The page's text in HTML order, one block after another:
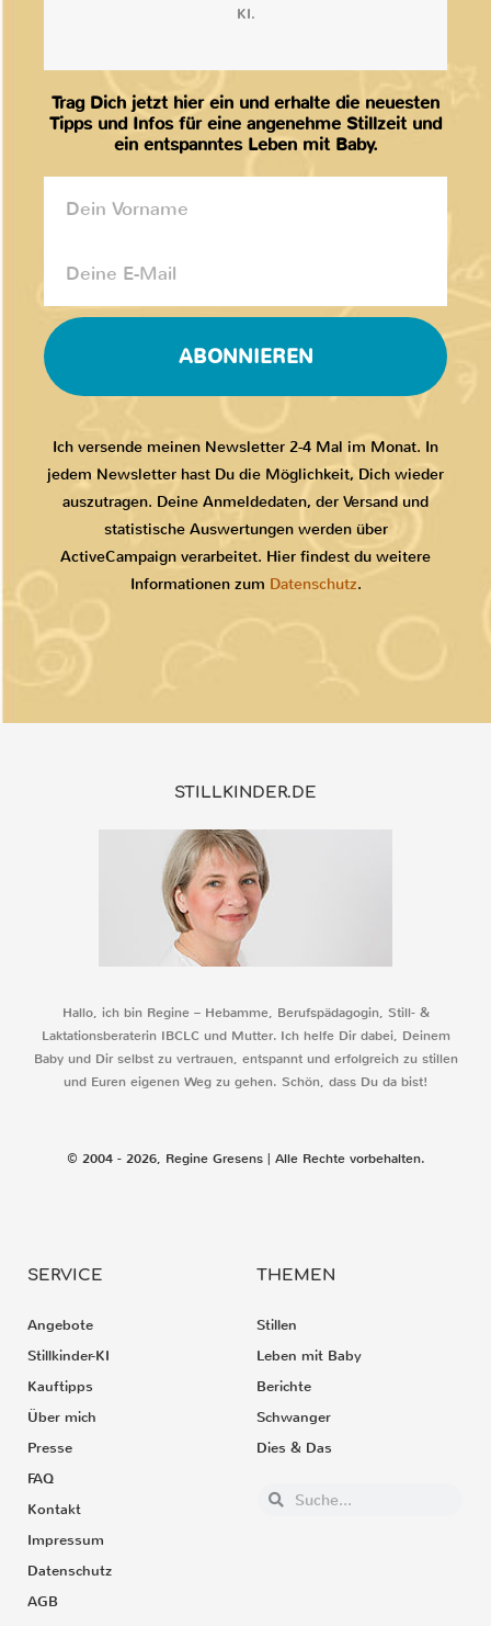
KI.
Trag Dich jetzt hier ein und erhalte die neuesten
Tipps und Infos für eine angenehme Stillzeit und
ein entspanntes Leben mit Baby.
ABONNIEREN
Ich versende meinen Newsletter 2-4 Mal im Monat. In
jedem Newsletter hast Du die Möglichkeit, Dich wieder
auszutragen. Deine Anmeldedaten, der Versand und
statistische Auswertungen werden über
ActiveCampaign verarbeitet. Hier findest du weitere
Informationen zum Datenschutz.
STILLKINDER.DE
Hallo, ich bin Regine – Hebamme, Berufspädagogin, Still- &
Laktationsberaterin IBCLC und Mutter. Ich helfe Dir dabei, Deinem
Baby und Dir selbst zu vertrauen, entspannt und erfolgreich zu stillen
und Euren eigenen Weg zu gehen. Schön, dass Du da bist!
© 2004 - 2026, Regine Gresens | Alle Rechte vorbehalten.
SERVICE
Angebote
Stillkinder-KI
Kauftipps
Über mich
Presse
FAQ
Kontakt
Impressum
Datenschutz
AGB
THEMEN
Stillen
Leben mit Baby
Berichte
Schwanger
Dies & Das